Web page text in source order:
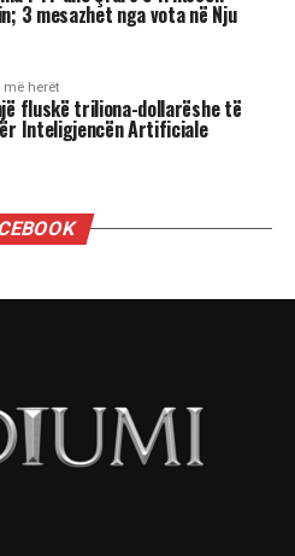
vetëpërmbajtje
Dashit dhe pasiguritë e
personal i Peshores dhe
Por një gjë është e
dhe kush është i
e tij, mund të dalë
Dhe duke u futur Dielli
ekuilibrim sepse na
E rëndësishme